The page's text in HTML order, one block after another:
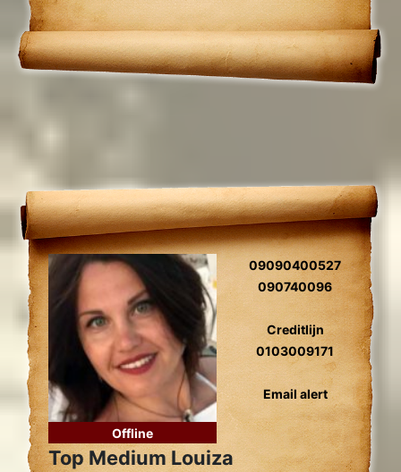
Levensvragen.
Offline
09090400527
090740096
Creditlijn
0103009171
Email alert
Top Medium Louiza